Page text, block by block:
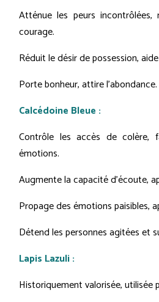
Atténue les peurs
courage.
Réduit le désir de possession,
Porte bonheur, attire l'abondance.
Calcédoine Bleue :
Contrôle les accès de colère,
émotions.
Augmente la capacité d'écoute,
Propage des émotions paisibles,
Détend les personnes agitées et
Lapis Lazuli :
Historiquement valorisée, utilisée